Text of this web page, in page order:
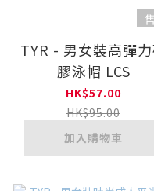
TYR - 男女裝高彈
膠泳帽 LCS
HK$57.00
HK$95.00
加入購物車